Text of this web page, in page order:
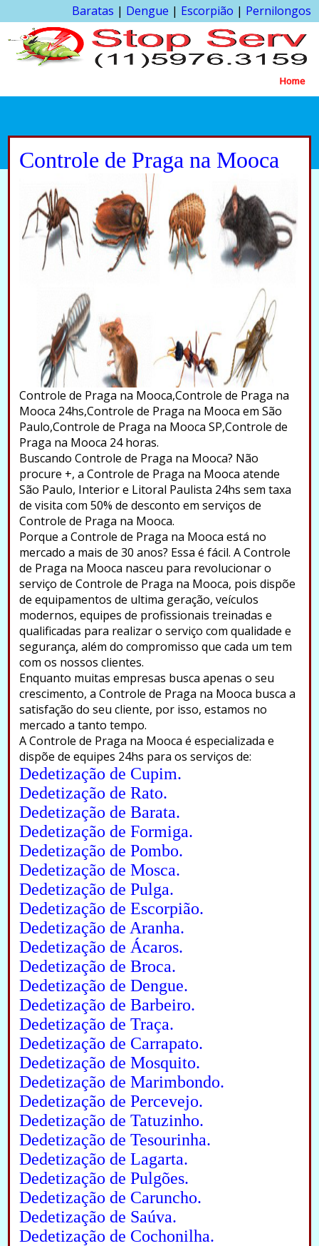
Baratas | Dengue | Escorpião | Pernilongos
Home
Controle de Praga na Mooca
Controle de Praga na Mooca,Controle de Praga na
Mooca 24hs,Controle de Praga na Mooca em São
Paulo,Controle de Praga na Mooca SP,Controle de
Praga na Mooca 24 horas.
Buscando Controle de Praga na Mooca? Não
procure +, a Controle de Praga na Mooca atende
São Paulo, Interior e Litoral Paulista 24hs sem taxa
de visita com 50% de desconto em serviços de
Controle de Praga na Mooca.
Porque a Controle de Praga na Mooca está no
mercado a mais de 30 anos? Essa é fácil. A Controle
de Praga na Mooca nasceu para revolucionar o
serviço de Controle de Praga na Mooca, pois dispõe
de equipamentos de ultima geração, veículos
modernos, equipes de profissionais treinadas e
qualificadas para realizar o serviço com qualidade e
segurança, além do compromisso que cada um tem
com os nossos clientes.
Enquanto muitas empresas busca apenas o seu
crescimento, a Controle de Praga na Mooca busca a
satisfação do seu cliente, por isso, estamos no
mercado a tanto tempo.
A Controle de Praga na Mooca é especializada e
dispõe de equipes 24hs para os serviços de:
Dedetização de Cupim.
Dedetização de Rato.
Dedetização de Barata.
Dedetização de Formiga.
Dedetização de Pombo.
Dedetização de Mosca.
Dedetização de Pulga.
Dedetização de Escorpião.
Dedetização de Aranha.
Dedetização de Ácaros.
Dedetização de Broca.
Dedetização de Dengue.
Dedetização de Barbeiro.
Dedetização de Traça.
Dedetização de Carrapato.
Dedetização de Mosquito.
Dedetização de Marimbondo.
Dedetização de Percevejo.
Dedetização de Tatuzinho.
Dedetização de Tesourinha.
Dedetização de Lagarta.
Dedetização de Pulgões.
Dedetização de Caruncho.
Dedetização de Saúva.
Dedetização de Cochonilha.